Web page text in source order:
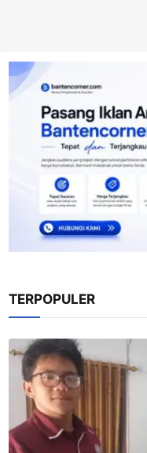
TERPOPULER